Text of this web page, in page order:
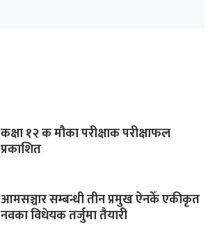
कक्षा १२ क मौका परीक्षाक परीक्षाफल
प्रकाशित
आमसञ्चार सम्बन्धी तीन प्रमुख ऐनकेँ एकीकृत
नवका विधेयक तर्जुमा तैयारी